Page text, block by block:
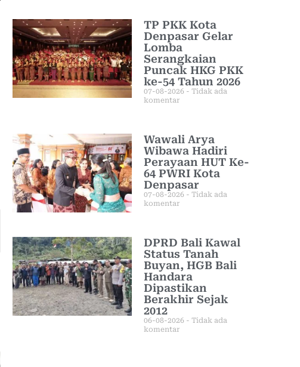
TP PKK Kota
Denpasar Gelar
Lomba
Serangkaian
Puncak HKG PKK
ke-54 Tahun 2026
07-08-2026
Tidak ada
komentar
Wawali Arya
Wibawa Hadiri
Perayaan HUT Ke-
64 PWRI Kota
Denpasar
07-08-2026
Tidak ada
komentar
DPRD Bali Kawal
Status Tanah
Buyan, HGB Bali
Handara
Dipastikan
Berakhir Sejak
2012
06-08-2026
Tidak ada
komentar